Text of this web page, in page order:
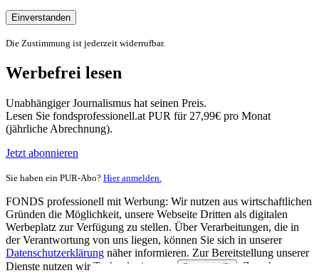
Einverstanden
Die Zustimmung ist jederzeit widerrufbar.
Werbefrei lesen
Unabhängiger Journalismus hat seinen Preis.
Lesen Sie fondsprofessionell.at PUR für 27,99€ pro Monat
(jährliche Abrechnung).
Jetzt abonnieren
Sie haben ein PUR-Abo? Hier anmelden.
FONDS professionell mit Werbung: Wir nutzen aus wirtschaftlichen
Gründen die Möglichkeit, unsere Webseite Dritten als digitalen
Werbeplatz zur Verfügung zu stellen. Über Verarbeitungen, die in
der Verantwortung von uns liegen, können Sie sich in unserer
Datenschutzerklärung näher informieren. Zur Bereitstellung unserer
Dienste nutzen wir Technologien von
Partnern (5)
. Zwecke: